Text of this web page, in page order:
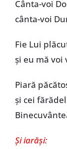
Cânta-voi
cânta-voi
Fie Lui
și eu mă voi
Piară
și cei
Și iarăși: